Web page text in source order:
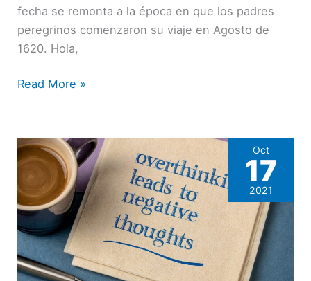
fecha se remonta a la época en que los padres
peregrinos comenzaron su viaje en Agosto de
1620. Hola,
Read More »
Oct
17
2021